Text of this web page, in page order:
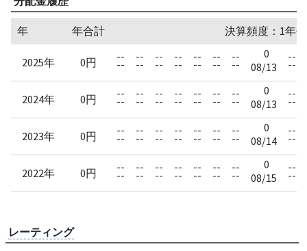
年 年合計 決算頻度：1年
2025年 0円 --
--
--
--
--
--
--
--
--
--
--
--
--
--
0
08/13
--
--
2024年 0円 --
--
--
--
--
--
--
--
--
--
--
--
--
--
0
08/13
--
--
2023年 0円 --
--
--
--
--
--
--
--
--
--
--
--
--
--
0
08/14
--
--
2022年 0円 --
--
--
--
--
--
--
--
--
--
--
--
--
--
0
08/15
--
--
レーティング